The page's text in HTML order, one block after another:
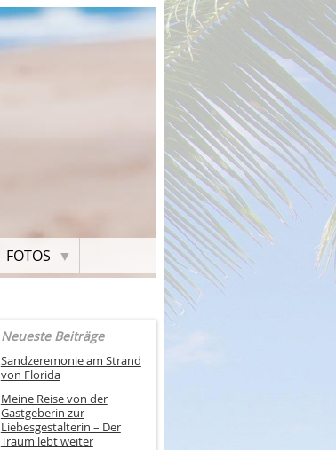
FOTOS
Neueste Beiträge
Sandzeremonie am Strand
von Florida
Meine Reise von der
Gastgeberin zur
Liebesgestalterin – Der
Traum lebt weiter